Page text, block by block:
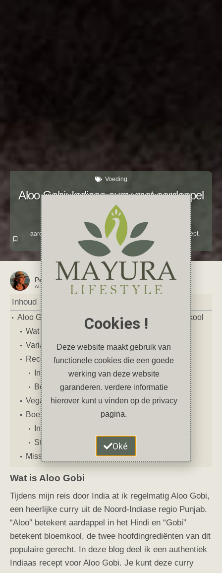
Voeding
Aloo Gobi: Indiase curry met aardappel
en bloemkool
januari 21, 2024
1 reactie
aardappel
bloemkool,curry, diner India ,Indiaas recept,
Vegan
Vegetarisch
Petra
AUTEUR VAN DIT ARTIKEL
Inhoud
Aloo Gobi: Indiase curry met aardappel en bloemkool
Wat is Aloo Gobi
Variatietips
Recept Vegan Aloo Gobi
Ingrediënten
Bereiding
Vegan telefoonhoesjes
Boekentips
India The Cookbook
Streetfood India
Misschien vind je deze artikelen ook leuk
Wat is Aloo Gobi
Tijdens mijn reis door India at ik regelmatig Aloo Gobi,
een heerlijke curry uit de Noord-Indiase regio Punjab.
“Aloo” betekent aardappel in het Hindi en “Gobi”
betekent bloemkool, de twee hoofdingrediënten van dit
populaire gerecht. In deze blog deel ik een authentiek
Indiaas recept voor Aloo Gobi. Je kunt deze curry
Cookies !
Deze website maakt gebruik van
functionele cookies die een goede
werking van deze website
garanderen. verdere informatie
hierover kunt u vinden op de privacy
pagina.
Oké